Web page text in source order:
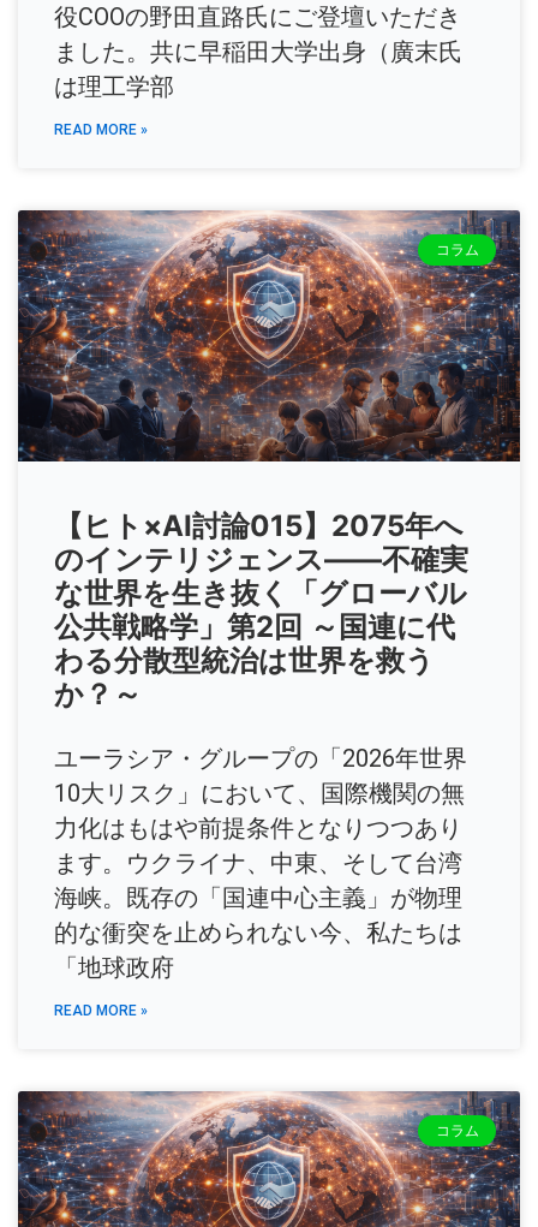
役COOの野田直路氏にご登壇いただき
ました。共に早稲田大学出身（廣末氏
は理工学部
READ MORE »
コラム
【ヒト×AI討論015】2075年へ
のインテリジェンス――不確実
な世界を生き抜く「グローバル
公共戦略学」第2回 ～国連に代
わる分散型統治は世界を救う
か？～
ユーラシア・グループの「2026年世界
10大リスク」において、国際機関の無
力化はもはや前提条件となりつつあり
ます。ウクライナ、中東、そして台湾
海峡。既存の「国連中心主義」が物理
的な衝突を止められない今、私たちは
「地球政府
READ MORE »
コラム